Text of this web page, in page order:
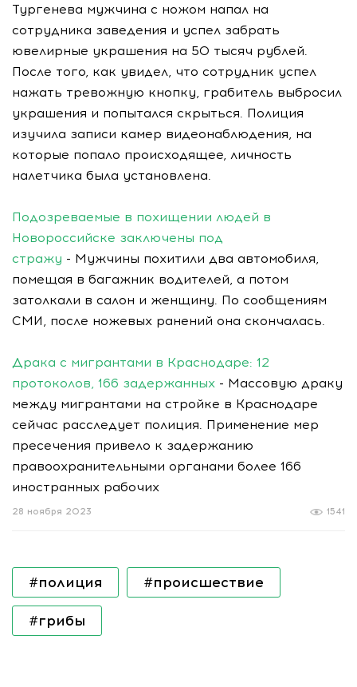
Тургенева мужчина с ножом напал на
сотрудника заведения и успел забрать
ювелирные украшения на 50 тысяч рублей.
После того, как увидел, что сотрудник успел
нажать тревожную кнопку, грабитель выбросил
украшения и попытался скрыться. Полиция
изучила записи камер видеонаблюдения, на
которые попало происходящее, личность
налетчика была установлена.
Подозреваемые в похищении людей в
Новороссийске заключены под
стражу - Мужчины похитили два автомобиля,
помещая в багажник водителей, а потом
затолкали в салон и женщину. По сообщениям
СМИ, после ножевых ранений она скончалась.
Драка с мигрантами в Краснодаре: 12
протоколов, 166 задержанных - Массовую драку
между мигрантами на стройке в Краснодаре
сейчас расследует полиция. Применение мер
пресечения привело к задержанию
правоохранительными органами более 166
иностранных рабочих
1541
28 ноября 2023
#полиция #происшествие
#грибы